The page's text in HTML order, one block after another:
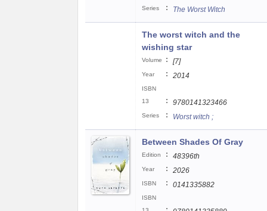
Series : The Worst Witch
The worst witch and the
wishing star
Volume : [7]
Year : 2014
ISBN
13
: 9780141323466
Series : Worst witch ;
Between Shades Of Gray
Edition : 48396th
Year : 2026
ISBN : 0141335882
ISBN